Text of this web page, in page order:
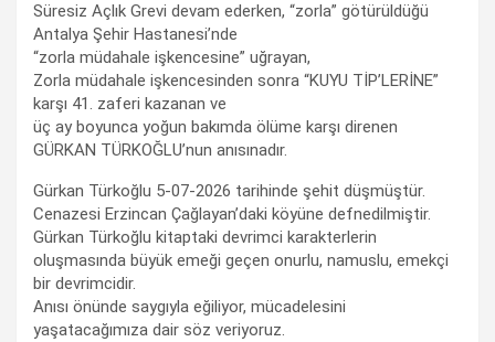
Süresiz Açlık Grevi devam ederken, “zorla” götürüldüğü
Antalya Şehir Hastanesi’nde
“zorla müdahale işkencesine” uğrayan,
Zorla müdahale işkencesinden sonra “KUYU TİP’LERİNE”
karşı 41. zaferi kazanan ve
üç ay boyunca yoğun bakımda ölüme karşı direnen
GÜRKAN TÜRKOĞLU’nun anısınadır.
Gürkan Türkoğlu 5-07-2026 tarihinde şehit düşmüştür.
Cenazesi Erzincan Çağlayan’daki köyüne defnedilmiştir.
Gürkan Türkoğlu kitaptaki devrimci karakterlerin
oluşmasında büyük emeği geçen onurlu, namuslu, emekçi
bir devrimcidir.
Anısı önünde saygıyla eğiliyor, mücadelesini
yaşatacağımıza dair söz veriyoruz.